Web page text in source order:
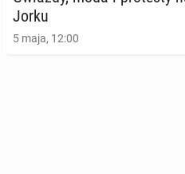
29 października 2024, 10:00
Jorku
5 maja, 12:00